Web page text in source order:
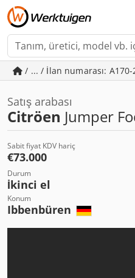
/ ... / İlan numarası: A170-
Satış arabası
Citröen Jumper
Sabit fiyat KDV hariç
€73.000
Durum
İkinci el
Konum
Ibbenbüren